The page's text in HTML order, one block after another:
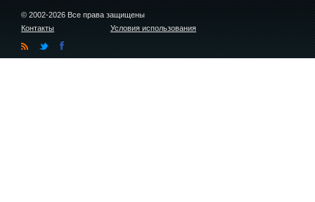
© 2002-2026 Все права защищены
Контакты
Условия использования